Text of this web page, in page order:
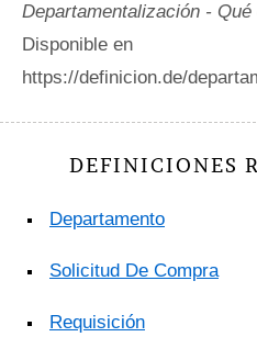
Departamentalización -
Disponible en
https://definicion.de/
DEFINICIONES
Departamento
Solicitud De Compra
Requisición